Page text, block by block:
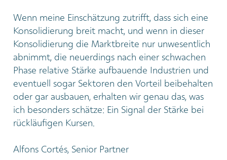
Wenn meine Einschätzung zutrifft, dass sich eine
Konsolidierung breit macht, und wenn in dieser
Konsolidierung die Marktbreite nur unwesentlich
abnimmt, die neuerdings nach einer schwachen
Phase relative Stärke aufbauende Industrien und
eventuell sogar Sektoren den Vorteil beibehalten
oder gar ausbauen, erhalten wir genau das, was
ich besonders schätze: Ein Signal der Stärke bei
rückläufigen Kursen.
Alfons Cortés, Senior Partner